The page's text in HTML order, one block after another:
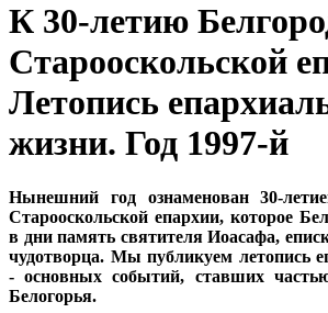
К 30-летию
Старооскольской
Летопись
жизни. Год 1997-й
Нынешний год ознаменован 30-
Старооскольской епархии, которое
в дни память святителя Иоасафа,
чудотворца. Мы публикуем летопись
- основных событий, ставших
Белогорья.